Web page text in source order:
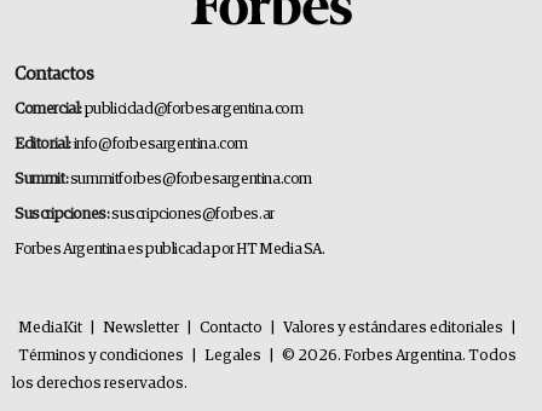
Contactos
Comercial:publicidad@forbesargentina.com
Editorial:info@forbesargentina.com
Summit:summitforbes@forbesargentina.com
Suscripciones:suscripciones@forbes.ar
Forbes Argentina es publicada por HT Media SA.
MediaKit Newsletter Contacto Valores y estándares editoriales
Términos y condiciones
Legales
© 2026. Forbes Argentina. Todos
los derechos reservados.